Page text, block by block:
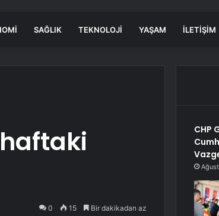
SAĞLIK TEKNOLOJI YAŞAM İLETIŞIM
haftaki
0 15 Bir dakikadan az
CHP